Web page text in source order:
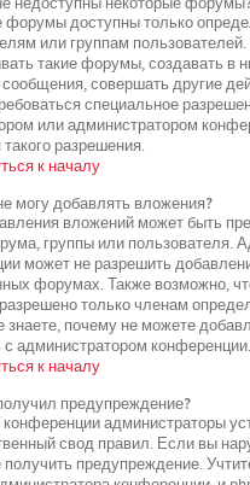
форумы доступны только
или группам
такие форумы, создавать в
совершать другие
специальное
или администратором
разрешения.
к началу
могу добавлять вложения?
вложений может быть
группы или пользователя.
может не разрешить
форумах. Также возможно,
только членам
знаете, почему не можете
с администратором конференции.
к началу
предупреждение?
администраторы
свод правил. Если вы
предупреждение.